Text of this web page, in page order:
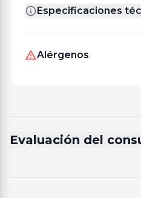
Especificaciones
Alérgenos
Evaluación del